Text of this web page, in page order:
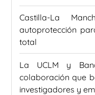
Castilla-La
autoprotección
total
La UCLM y
colaboración que
investigadores y